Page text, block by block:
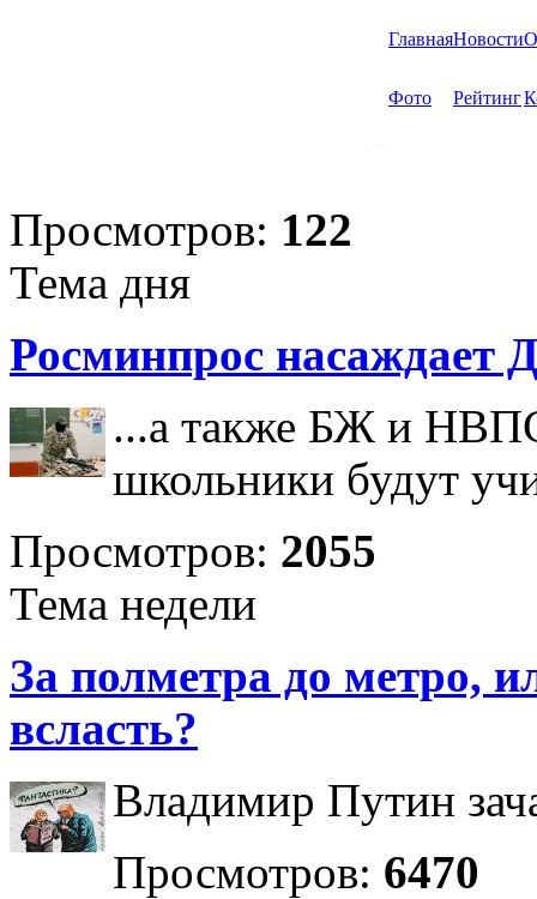
ГлавнаяНовости
Фото Рейтинг
Просмотров: 122
Тема дня
Росминпрос насаждает
...а также БЖ и НВПС
школьники будут
Просмотров: 2055
Тема недели
За полметра до метро,
всласть?
Владимир Путин
Просмотров: 6470